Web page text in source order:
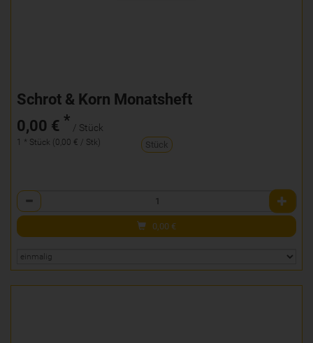
Schrot & Korn Monatsheft
0,00 € * / Stück
1 * Stück (0,00 € / Stk) Stück
Anzahl
0,00 €